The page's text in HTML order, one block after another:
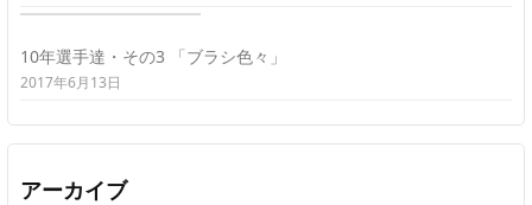
10年選手達・その3 「ブラシ色々」
2017年6月13日
アーカイブ